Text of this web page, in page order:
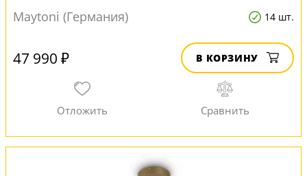
Maytoni (Германия)
14 шт.
47 990 ₽ В КОРЗИНУ